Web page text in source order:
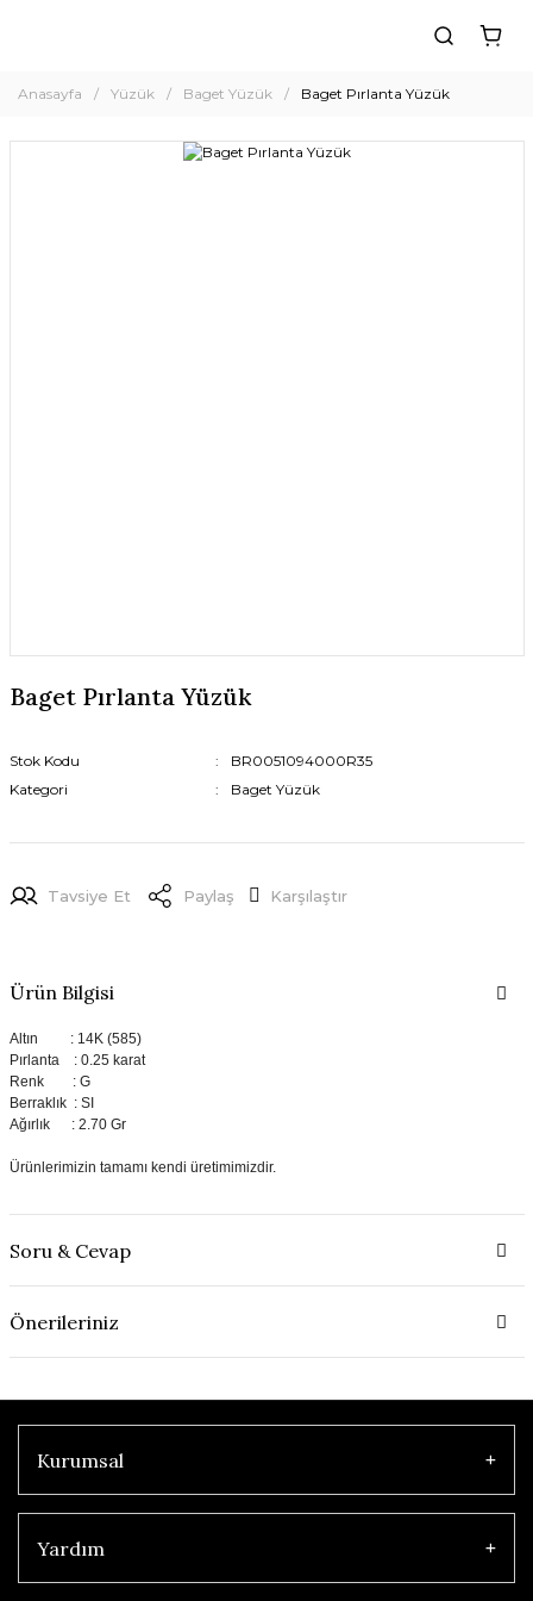
Anasayfa Yüzük Baget Yüzük Baget Pırlanta Yüzük
Baget Pırlanta Yüzük
Stok Kodu
BR0051094000R35
Kategori
Baget Yüzük
Tavsiye Et Paylaş Karşılaştır
Ürün Bilgisi
Altın : 14K (585)
Pırlanta : 0.25 karat
Renk : G
Berraklık : SI
Ağırlık : 2.70 Gr
Ürünlerimizin tamamı kendi üretimimizdir.
Soru & Cevap
Önerileriniz
Kurumsal
Yardım